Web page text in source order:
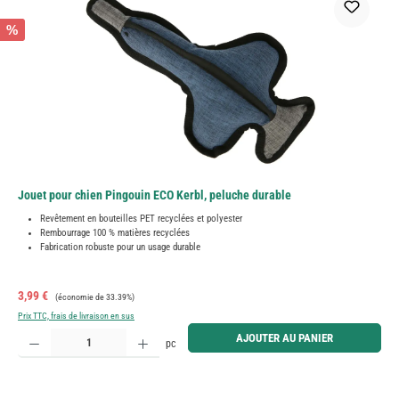
%
Jouet pour chien Pingouin ECO Kerbl, peluche durable
Revêtement en bouteilles PET recyclées et polyester
Rembourrage 100 % matières recyclées
Fabrication robuste pour un usage durable
Prix de vente :
3,99 € Prix régulier :
(économie de 33.39%)
Prix TTC, frais de livraison en sus
Quantité de produit : Entrez la quantité souhaitée ou utilisez les boutons pour augmenter ou
pc AJOUTER AU PANIER